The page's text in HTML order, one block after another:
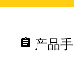
assignment 产品